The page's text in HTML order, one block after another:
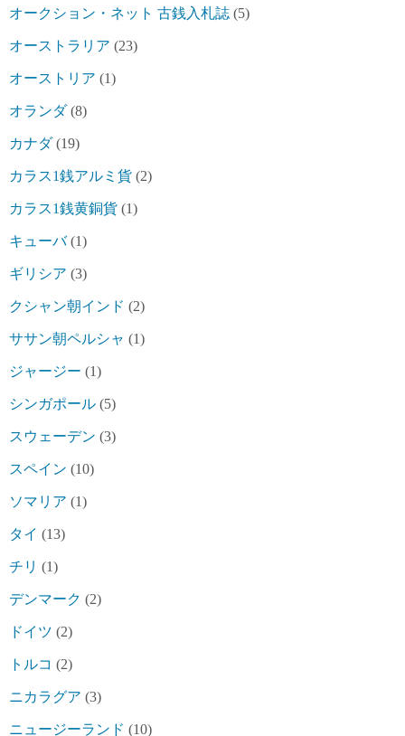
オークション・ネット 古銭入札誌 (5)
オーストラリア (23)
オーストリア (1)
オランダ(8)
カナダ(19)
カラス1銭アルミ貨 (2)
カラス1銭黄銅貨 (1)
キューバ(1)
ギリシア (3)
クシャン朝インド (2)
ササン朝ペルシャ (1)
ジャージー (1)
シンガポール (5)
スウェーデン (3)
スペイン (10)
ソマリア (1)
タイ (13)
チリ (1)
デンマーク (2)
ドイツ (2)
トルコ (2)
ニカラグア (3)
ニュージーランド (10)